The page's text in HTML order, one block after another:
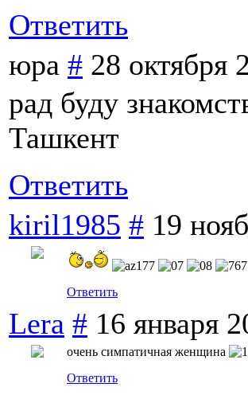
Ответить
юра # 28 октября
рад буду
Ташкент
Ответить
kiril1985 # 19
Ответить
Lera # 16 января
очень симпатичная женщина
Ответить